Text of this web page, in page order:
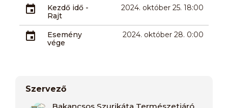
Kezdő idő -
Rajt
2024. október 25. 18:00
Esemény
vége
2024. október 28. 0:00
Szervező
Bakancsos Szurikáta Természetjáró